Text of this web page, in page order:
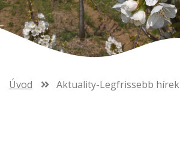
Úvod Aktuality-Legfrissebb hírek